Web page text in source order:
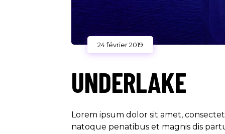
24 février 2019
UNDERLAKE
Lorem ipsum dolor sit amet,
natoque penatibus et magnis dis